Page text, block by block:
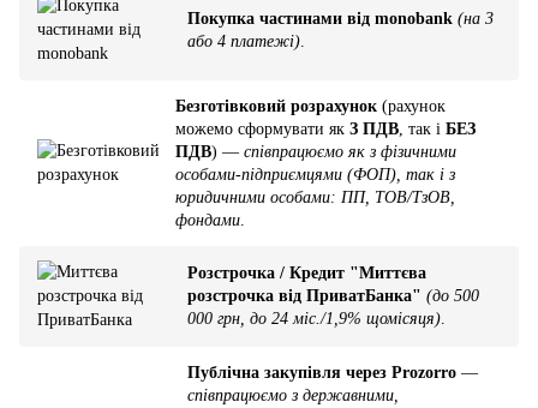
Покупка частинами від monobank (на 3
або 4 платежі)
Безготівковий розрахунок (рахунок
можемо сформувати як З ПДВ , так і БЕЗ
ПДВ) — співпрацюємо як з фізичними
особами-підприємцями (ФОП), так і з
юридичними особами: ПП, ТОВ/ТзОВ,
фондами
Розстрочка / Кредит "Миттєва
розстрочка від ПриватБанка" (до 500
000 грн, до 24 міс./1,9% щомісяця).
Публічна закупівля через Prozorro —
співпрацюємо з державними,